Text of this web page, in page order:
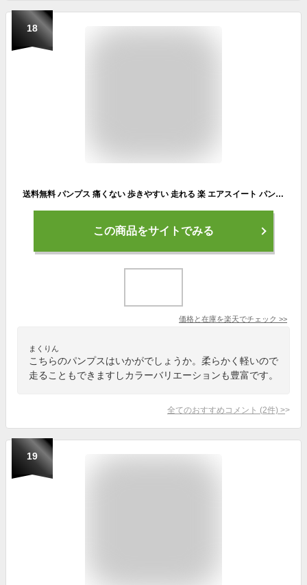
18
送料無料 パンプス 痛くない 歩きやすい 走れる 楽 エアスイート パンプス ポインテッドトゥ 定番 甲深 ピンヒール 履きやすい 疲れない 結婚式 入園式 黒 ブラック 走れるパンプス フォーマル 卒業式 入学式 最強配送
この商品をサイトでみる
価格と在庫を楽天でチェック >>
まくりん
こちらのパンプスはいかがでしょうか。柔らかく軽いので
走ることもできますしカラーバリエーションも豊富です。
全てのおすすめコメント (2件) >
19